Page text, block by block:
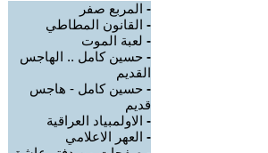
- المربع صفر
- القانون المطاطي
- لعبة الموت
- حسين كامل .. الهاجس
القديم
- حسين كامل - هاجس
قديم
- الاولمبياد العراقية
- العهر الاعلامي